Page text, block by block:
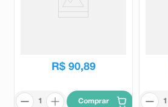
R$ 90,89
Comprar